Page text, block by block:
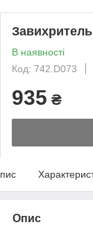
В наявності
Код: 742.D073
935 ₴
Опис